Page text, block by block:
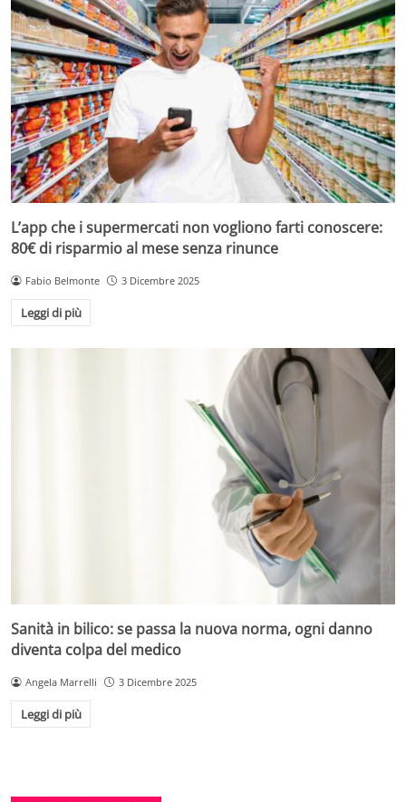
L’app che i supermercati non vogliono farti conoscere:
80€ di risparmio al mese senza rinunce
Fabio Belmonte 3 Dicembre 2025
Leggi di più
Sanità in bilico: se passa la nuova norma, ogni danno
diventa colpa del medico
Angela Marrelli 3 Dicembre 2025
Leggi di più